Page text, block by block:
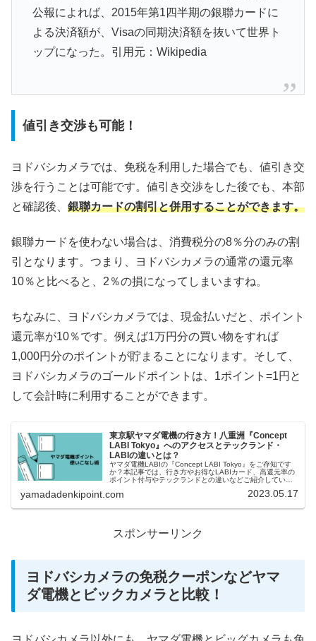
公報によれば、2015年第1四半期の銀聯カードに
よる決済額が、Visaの同期決済額を抜いて世界ト
ップになった。引用元：Wikipedia
値引き交渉も可能！
ヨドバシカメラでは、免税を利用した場合でも、値引き交
渉を行うことは可能です。値引き交渉をした後でも、本部
と確認後、 銀聯カードの割引と併用することができます。
銀聯カードを使わない場合は、消費税分の8％分のみの割
引となります。つまり、ヨドバシカメラの通常の還元率
10％と比べると、2％の損になってしまいますね。
ちなみに、ヨドバシカメラでは、現金払いだと、ポイント
還元率が10％です。例えば1万円分の買い物をすれば
1,000円分のポイントが貯まることになります。そして、
ヨドバシカメラのゴールドポイントは、1ポイント=1円と
して会計時に利用することができます。
東京駅ヤマダ電機の行き方！八重洲『Concept
LABI Tokyo』へのアクセスとテックランド・
LABIの違いとは？
ヤマダ電機LABIの『Concept LABI Tokyo』をご存知です
か？本記事では、行き方やお得なLABIカード、高還元率の
ポイント付与やテックランドとの違いなどご紹介していま
yamadadenkipoint.com 2023.05.17
スポンサーリンク
ヨドバシカメラの免税クーポンなどヤマ
ダ電機とビックカメラと比較！